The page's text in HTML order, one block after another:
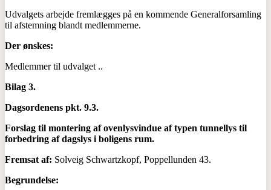
Udvalgets arbejde fremlægges på en kommende Generalforsamling
til afstemning blandt medlemmerne.
Der ønskes:
Medlemmer til udvalget ..
Bilag 3.
Dagsordenens pkt. 9.3.
Forslag til montering af ovenlysvindue af typen tunnellys til
forbedring af dagslys i boligens rum.
Fremsat af: Solveig Schwartzkopf, Poppellunden 43.
Begrundelse: